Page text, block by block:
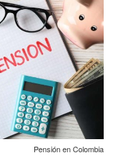
Pensión en Colombia